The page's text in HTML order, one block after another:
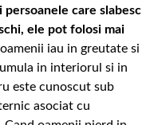
persoanele care slabesc
ele pot folosi mai
iau in greutate si
in interiorul si in
este cunoscut sub
asociat cu